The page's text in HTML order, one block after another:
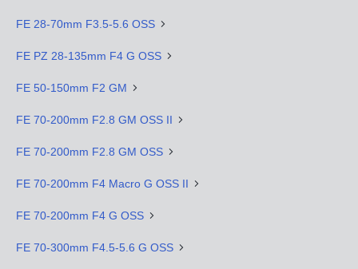
FE 28-70mm F3.5-5.6 OSS
FE PZ 28-135mm F4 G OSS
FE 50-150mm F2 GM
FE 70-200mm F2.8 GM OSS II
FE 70-200mm F2.8 GM OSS
FE 70-200mm F4 Macro G OSS II
FE 70-200mm F4 G OSS
FE 70-300mm F4.5-5.6 G OSS